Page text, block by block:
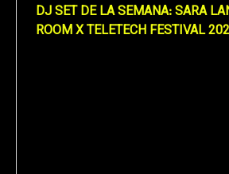
DJ SET DE LA SEMANA: SARA
ROOM X TELETECH FESTIVAL